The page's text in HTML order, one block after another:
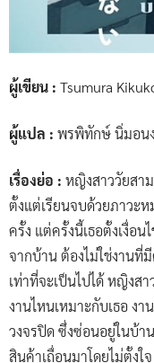
ผู้เขียน : Tsumura
ผู้แปล : พรพิทักษ์ นิ่มอน
เรื่องย่อ : หญิงสาววัยสา
ตั้งแต่เรียนจบด้วยภาวะ
ครั้ง แต่ครั้งนี้เธอตั้งเงื่อน
จากบ้าน ต้องไม่ใช่งาน
เท่าที่จะเป็นไปได้ หญิงส
งานไหนเหมาะกับเธอ ง
วงจรปิด ซึ่งซ่อนอยู่ในบ้า
สินค้าเถื่อนมาโดยไม่ตั้งใ